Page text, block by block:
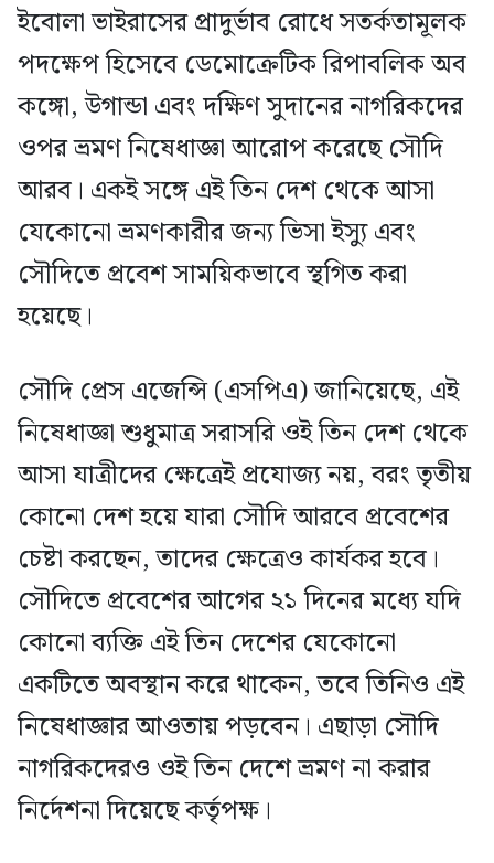
ইবোলা ভাইরাসের প্রাদুর্ভাব রোধে সতর্কতামূলক
পদক্ষেপ হিসেবে ডেমোক্রেটিক রিপাবলিক অব
কঙ্গো, উগান্ডা এবং দক্ষিণ সুদানের নাগরিকদের
ওপর ভ্রমণ নিষেধাজ্ঞা আরোপ করেছে সৌদি
আরব। একই সঙ্গে এই তিন দেশ থেকে আসা
যেকোনো ভ্রমণকারীর জন্য ভিসা ইস্যু এবং
সৌদিতে প্রবেশ সাময়িকভাবে স্থগিত করা
হয়েছে।
সৌদি প্রেস এজেন্সি (এসপিএ) জানিয়েছে, এই
নিষেধাজ্ঞা শুধুমাত্র সরাসরি ওই তিন দেশ থেকে
আসা যাত্রীদের ক্ষেত্রেই প্রযোজ্য নয়, বরং তৃতীয়
কোনো দেশ হয়ে যারা সৌদি আরবে প্রবেশের
চেষ্টা করছেন, তাদের ক্ষেত্রেও কার্যকর হবে।
সৌদিতে প্রবেশের আগের ২১ দিনের মধ্যে যদি
কোনো ব্যক্তি এই তিন দেশের যেকোনো
একটিতে অবস্থান করে থাকেন, তবে তিনিও এই
নিষেধাজ্ঞার আওতায় পড়বেন। এছাড়া সৌদি
নাগরিকদেরও ওই তিন দেশে ভ্রমণ না করার
নির্দেশনা দিয়েছে কর্তৃপক্ষ।